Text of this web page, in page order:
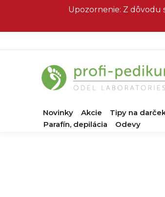
Upozornenie: Z dôvodu
Novinky Akcie Tipy na
Parafín, depilácia
Odevy